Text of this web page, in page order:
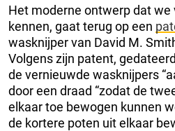
Het moderne ontwerp dat we
kennen, gaat terug op een
wasknijper van David M.
Volgens zijn patent,
de vernieuwde wasknijpers
door een draad “zodat de
elkaar toe bewogen kunnen
de kortere poten uit elkaar